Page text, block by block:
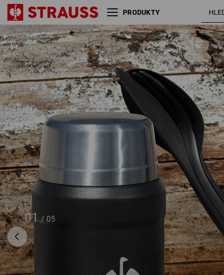
PRODUKTY
01 / 05
e.s. Sada příborů 3 dílná